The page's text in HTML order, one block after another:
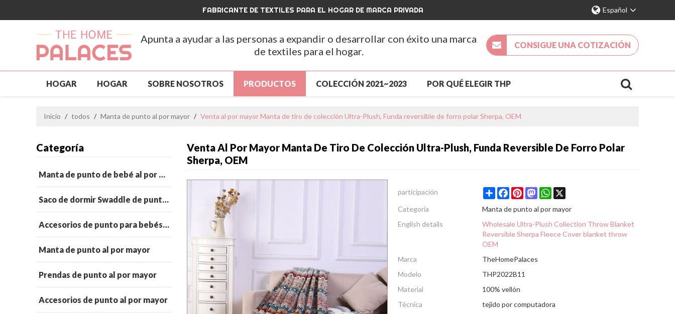
FABRICANTE DE TEXTILES PARA EL HOGAR DE MARCA PRIVADA Español
Apunta a ayudar a las personas a expandir o desarrollar con éxito una marca
de textiles para el hogar.
CONSIGUE UNA COTIZACIÓN
HOGAR HOGAR SOBRE NOSOTROS PRODUCTOS COLECCIÓN 2021~2023 POR QUÉ ELEGIR THP
NOTICIAS CONTÁCTENOS
Inicio / todos / Manta de punto al por mayor / Venta al por mayor Manta de tiro de colección Ultra-Plush, Funda reversible de forro polar Sherpa, OEM
Categoría
Manta de punto de bebé al por mayor
Saco de dormir Swaddle de punto para bebé al por mayor
Accesorios de punto para bebés al por mayor
Manta de punto al por mayor
Prendas de punto al por mayor
Accesorios de punto al por mayor
Venta Al Por Mayor Manta De Tiro De Colección Ultra-Plush, Funda Reversible De Forro Polar
Sherpa, OEM
participación ShareFacebookPinterestMastodonWhatsApp
Categoría
Manta de punto al por mayor
English details
Wholesale Ultra-Plush Collection Throw Blanket
Reversible Sherpa Fleece Cover blanket throw
OEM
Marca
TheHomePalaces
Modelo
THP2022B11
Material
100% vellón
Técnica
tejido por computadora